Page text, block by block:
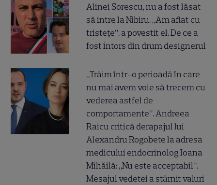
Alinei Sorescu, nu a fost lăsat
să intre la Nibiru. „Am aflat cu
tristețe”, a povestit el. De ce a
fost întors din drum designerul
„Trăim într-o perioadă în care
nu mai avem voie să trecem cu
vederea astfel de
comportamente”. Andreea
Raicu critică derapajul lui
Alexandru Rogobete la adresa
medicului endocrinolog Ioana
Mihăilă: „Nu este acceptabil”.
Mesajul vedetei a stârnit valuri